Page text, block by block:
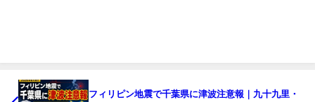
フィリピン地震で千葉県に津波注意報｜九十九里・